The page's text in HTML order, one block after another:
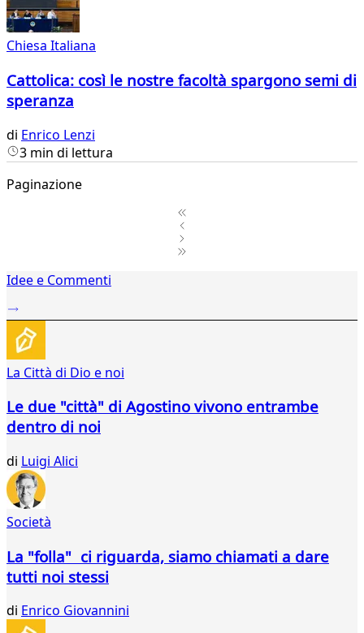
Chiesa Italiana
Cattolica: così le nostre facoltà spargono semi di
speranza
di Enrico Lenzi
3 min di lettura
Paginazione
2Idee e Commenti
La Città di Dio e noi
Le due "città" di Agostino vivono entrambe
dentro di noi
di Luigi Alici
Società
La "folla" ci riguarda, siamo chiamati a dare
tutti noi stessi
di Enrico Giovannini